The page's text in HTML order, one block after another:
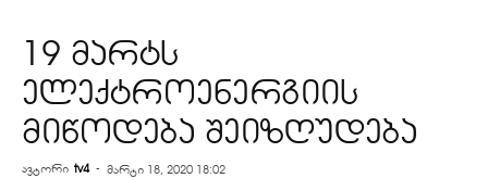
19 მარტს
ელექტროენერგიის
მიწოდება შეიზღუდება
ავტორი tv4 - მარტი 18, 2020 18:02